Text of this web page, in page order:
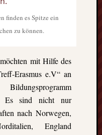
finden es Spitze ein
zu können.
mit Hilfe des
Erasmus e.V“ an
Es sind nicht nur
nach Norwegen,
England